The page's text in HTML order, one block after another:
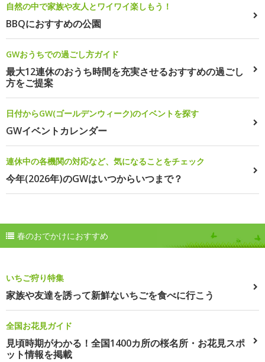
自然の中で家族や友人とワイワイ楽しもう！
BBQにおすすめの公園
GWおうちでの過ごし方ガイド
最大12連休のおうち時間を充実させるおすすめの過ごし
方をご提案
日付からGW(ゴールデンウィーク)のイベントを探す
GWイベントカレンダー
連休中の各機関の対応など、気になることをチェック
今年(2026年)のGWはいつからいつまで？
春のおでかけにおすすめ
いちご狩り特集
家族や友達を誘って新鮮ないちごを食べに行こう
全国お花見ガイド
見頃時期がわかる！全国1400カ所の桜名所・お花見スポ
ット情報を掲載